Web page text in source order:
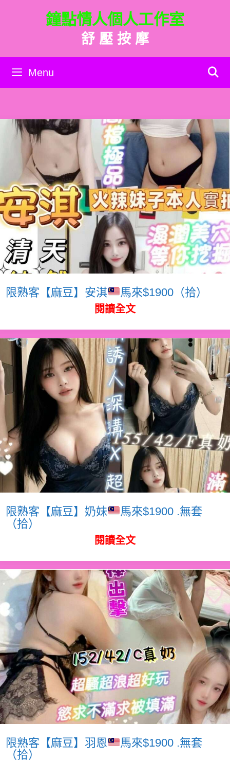
內
鐘點情人個人工作室
舒 壓 按 摩
Menu
限熟客【麻豆】安淇 馬來$1900（拾）
閱讀全文
限熟客【麻豆】奶妹
馬來$1900 .無套
（拾）
閱讀全文
限熟客【麻豆】羽恩
馬來$1900 .無套
（拾）